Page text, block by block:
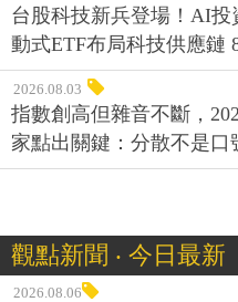
台股科技新兵登場！AI投
動式ETF布局科技供應鏈
2026.08.03
指數創高但雜音不斷，
家點出關鍵：分散不是口
觀點新聞 ‧ 今日最新
2026.08.06